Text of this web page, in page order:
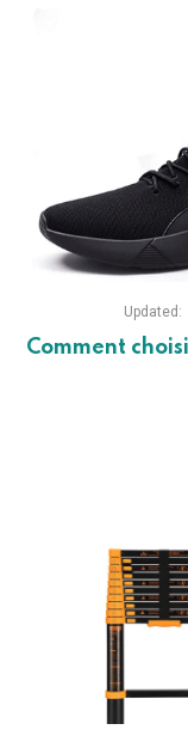
Updated:
Comment